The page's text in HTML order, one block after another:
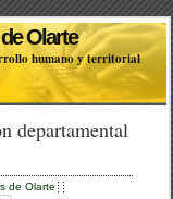
Olarte
humano y territorial
departamental
de Olarte